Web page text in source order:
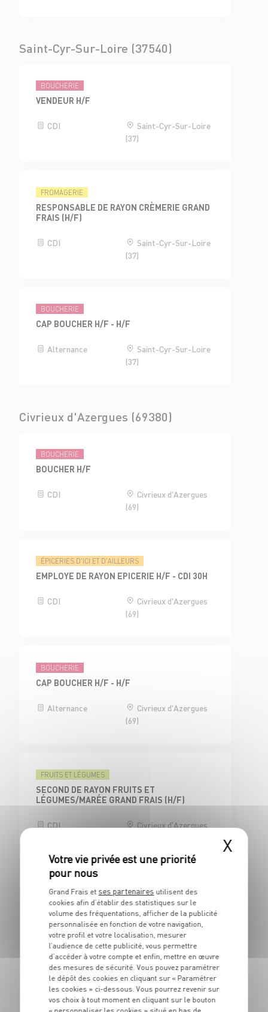
Saint-Cyr-Sur-Loire (37540)
BOUCHERIE
VENDEUR H/F
CDI
Saint-Cyr-Sur-Loire
(37)
FROMAGERIE
RESPONSABLE DE RAYON CRÈMERIE GRAND
FRAIS (H/F)
CDI
Saint-Cyr-Sur-Loire
(37)
BOUCHERIE
CAP BOUCHER H/F - H/F
Alternance
Saint-Cyr-Sur-Loire
(37)
Civrieux d'Azergues (69380)
BOUCHERIE
BOUCHER H/F
CDI
Civrieux d'Azergues
(69)
ÉPICERIES D'ICI ET D'AILLEURS
EMPLOYE DE RAYON EPICERIE H/F - CDI 30H
CDI
Civrieux d'Azergues
(69)
BOUCHERIE
CAP BOUCHER H/F - H/F
Alternance
Civrieux d'Azergues
(69)
FRUITS ET LÉGUMES
SECOND DE RAYON FRUITS ET
LÉGUMES/MARÉE GRAND FRAIS (H/F)
CDI
Civrieux d'Azergues
CAISSE
CAISSIER CENTRAL / ADJOINT
RESPONSABLE DE CAISSE - H/F
CDI
Civrieux d'Azergues
(69)
BOUCHERIE
X
Grand Frais et ses partenaires utilisent des
cookies afin d’établir des statistiques sur le
volume des fréquentations, afficher de la publicité
personnalisée en fonction de votre navigation,
votre profil et votre localisation, mesurer
l’audience de cette publicité, vous permettre
d’accéder à votre compte et enfin, mettre en œuvre
des mesures de sécurité. Vous pouvez paramétrer
le dépôt des cookies en cliquant sur « Paramétrer
les cookies » ci-dessous. Vous pourrez revenir sur
vos choix à tout moment en cliquant sur le bouton